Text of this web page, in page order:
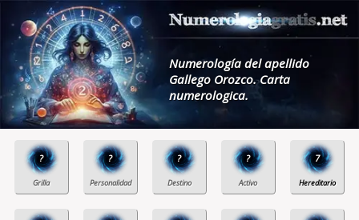
Numerología del apellido
Gallego Orozco. Carta
numerologica.
? ? ? ? 7